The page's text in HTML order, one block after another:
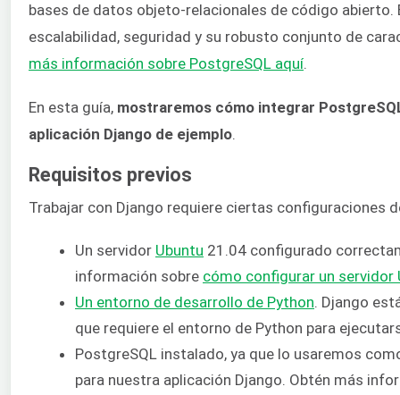
bases de datos objeto-relacionales de código abierto.
escalabilidad, seguridad y su robusto conjunto de
más información sobre PostgreSQL aquí.
En esta guía, mostraremos cómo integrar
aplicación Django de ejemplo
Requisitos previos
Trabajar con Django requiere ciertas configuraciones
Un servidor Ubuntu 21.04 configurado
información sobre cómo configurar un servidor
Un entorno de desarrollo de Python . Django
que requiere el entorno de Python para
PostgreSQL instalado, ya que lo usaremos
para nuestra aplicación Django. Obtén más